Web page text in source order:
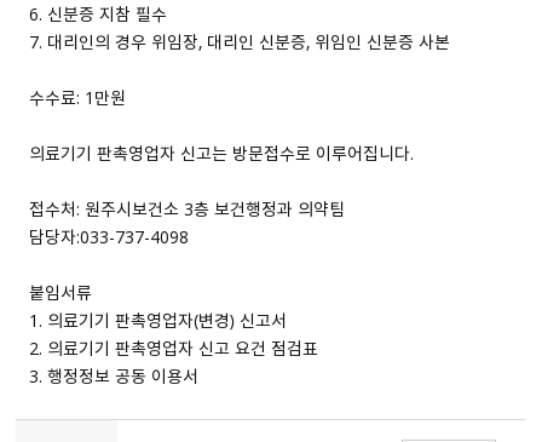
6. 신분증 지참 필수
7. 대리인의 경우 위임장, 대리인 신분증, 위임인 신분증 사본
수수료: 1만원
의료기기 판촉영업자 신고는 방문접수로 이루어집니다.
접수처: 원주시보건소 3층 보건행정과 의약팀
담당자:033-737-4098
붙임서류
1. 의료기기 판촉영업자（변경） 신고서
2. 의료기기 판촉영업자 신고 요건 점검표
3. 행정정보 공동 이용서